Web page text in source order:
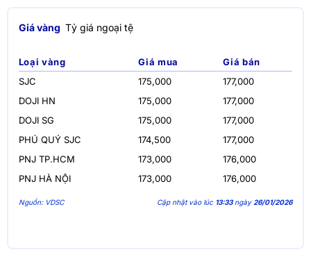
Giá vàng Tỷ giá ngoại tệ
Loại vàng Giá mua
Giá bán
SJC
175,000
177,000
DOJI HN
175,000
177,000
DOJI SG
175,000
177,000
PHÚ QUÝ SJC
174,500
177,000
PNJ TP.HCM
173,000
176,000
PNJ HÀ NỘI
173,000 176,000
Nguồn: VDSC Cập nhật vào lúc 13:33ngày26/01/2026